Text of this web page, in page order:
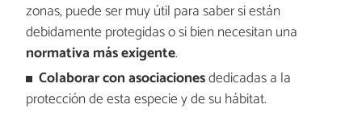
zonas, puede ser muy útil para saber si están
debidamente protegidas o si bien necesitan una
normativa más exigente.
Colaborar con asociacionesdedicadas a la
protección de esta especie y de su hábitat.